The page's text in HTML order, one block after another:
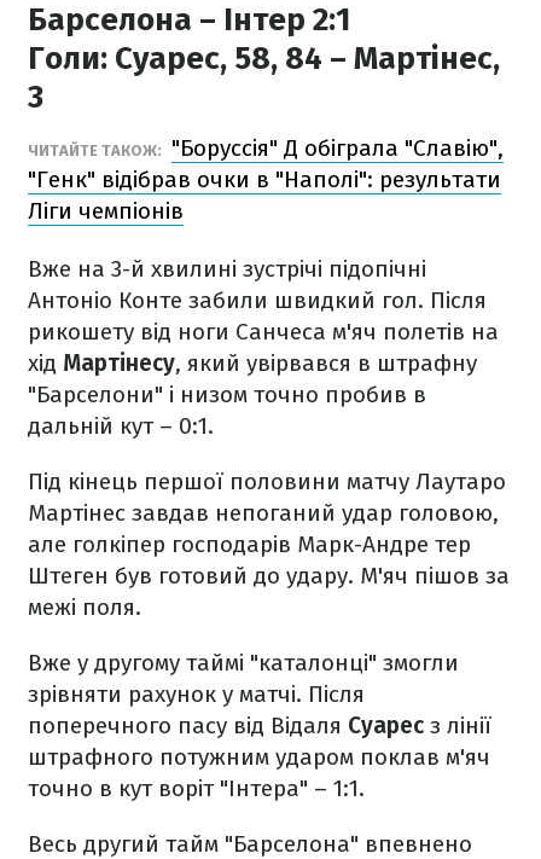
Барселона – Інтер 2:1
Голи: Суарес, 58, 84 – Мартінес,
3
ЧИТАЙТЕ ТАКОЖ:
"Боруссія" Д обіграла "Славію",
"Генк" відібрав очки в "Наполі": результати
Ліги чемпіонів
Вже на 3-й хвилині зустрічі підопічні
Антоніо Конте забили швидкий гол. Після
рикошету від ноги Санчеса м'яч полетів на
хід Мартінесу, який увірвався в штрафну
"Барселони" і низом точно пробив в
дальній кут – 0:1.
Під кінець першої половини матчу Лаутаро
Мартінес завдав непоганий удар головою,
але голкіпер господарів Марк-Андре тер
Штеген був готовий до удару. М'яч пішов за
межі поля.
Вже у другому таймі "каталонці" змогли
зрівняти рахунок у матчі. Після
поперечного пасу від Відаля Суарес з лінії
штрафного потужним ударом поклав м'яч
точно в кут воріт "Інтера" – 1:1.
Весь другий тайм "Барселона" впевнено